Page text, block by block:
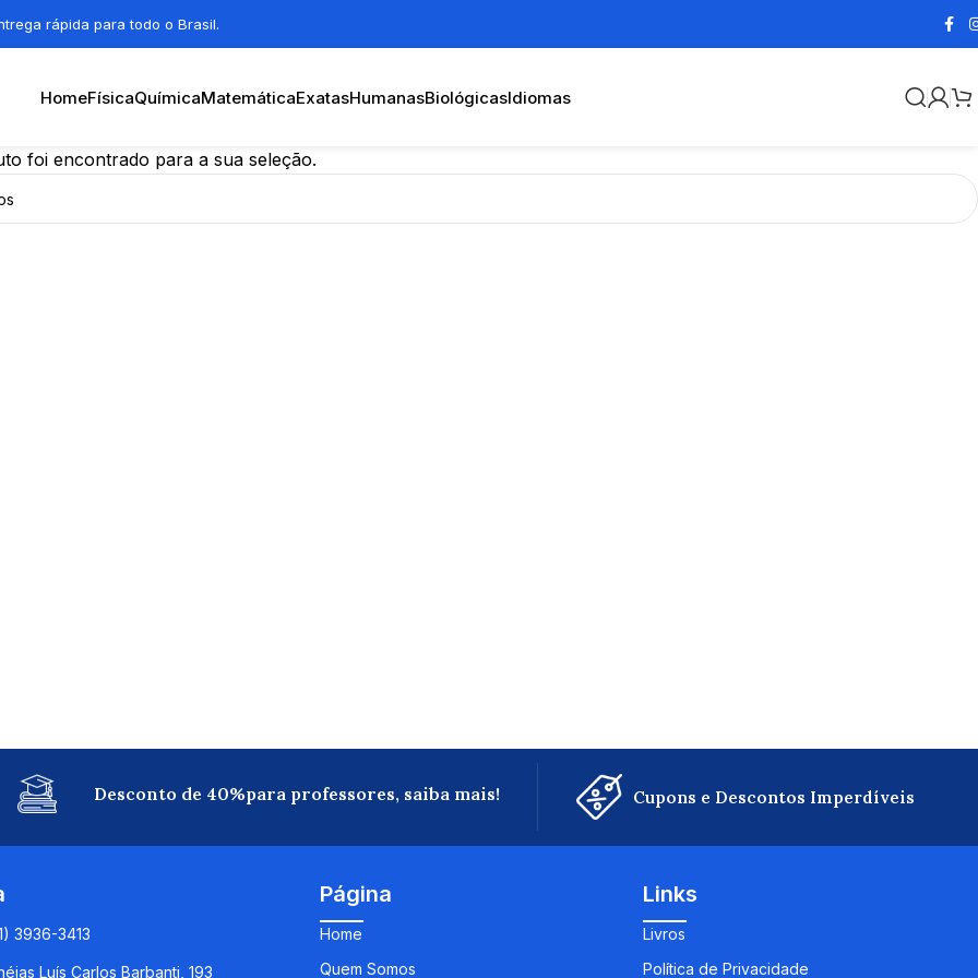
rápida para todo o Brasil.
HomeFísicaQuímicaMatemáticaExatasHumanasBiológicasIdiomas
foi encontrado para a sua seleção.
Desconto de 40%para professores, saiba mais! Cupons e Descontos Imperdíveis
3936-3413
Luís Carlos Barbanti, 193
Página
Home
Quem Somos
Links
Livros
Política de Privacidade